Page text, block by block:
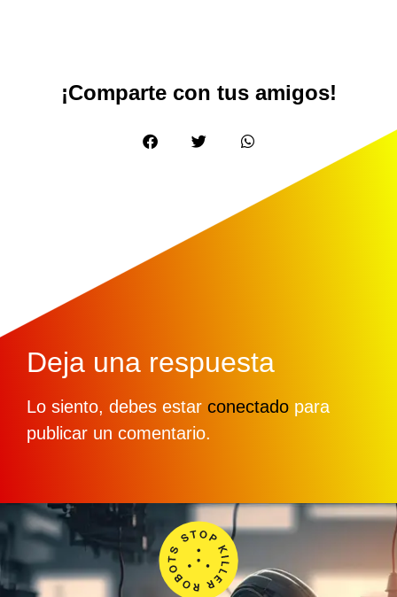
¡Comparte con tus amigos!
Deja una respuesta
Lo siento, debes estar conectado para
publicar un comentario.